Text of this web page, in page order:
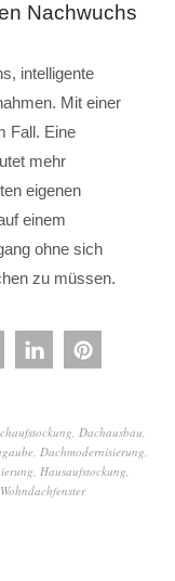
Nachwuchs
intelligente
Mit einer
Fall. Eine
mehr
eigenen
einem
ohne sich
zu müssen.
, Dachausbau,
, Dachmodernisierung,
, Hausaufstockung,
Wohndachfenster